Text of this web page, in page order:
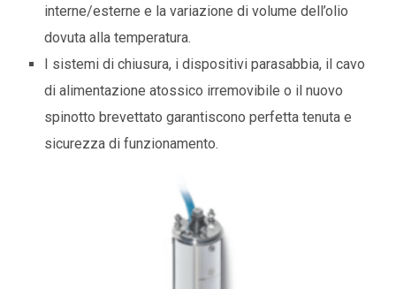
interne/esterne e la variazione di volume dell’olio
dovuta alla temperatura.
I sistemi di chiusura, i dispositivi parasabbia, il cavo
di alimentazione atossico irremovibile o il nuovo
spinotto brevettato garantiscono perfetta tenuta e
sicurezza di funzionamento.